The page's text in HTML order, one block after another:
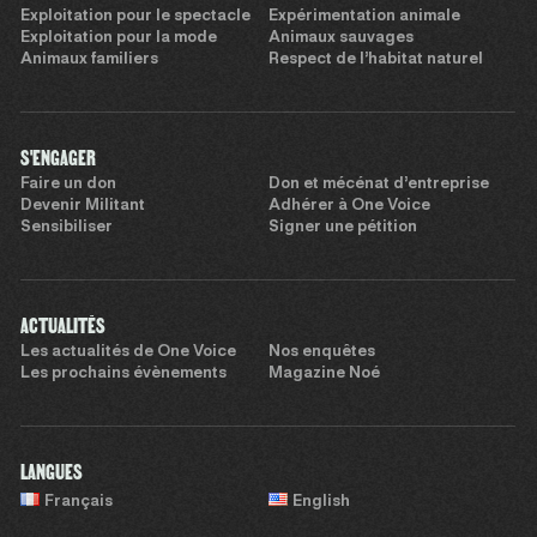
Exploitation pour le spectacle
Expérimentation animale
Exploitation pour la mode
Animaux sauvages
Animaux familiers
Respect de l’habitat naturel
S'ENGAGER
Faire un don
Don et mécénat d’entreprise
Devenir Militant
Adhérer à One Voice
Sensibiliser
Signer une pétition
ACTUALITÉS
Les actualités de One Voice
Nos enquêtes
Les prochains évènements
Magazine Noé
LANGUES
Français English